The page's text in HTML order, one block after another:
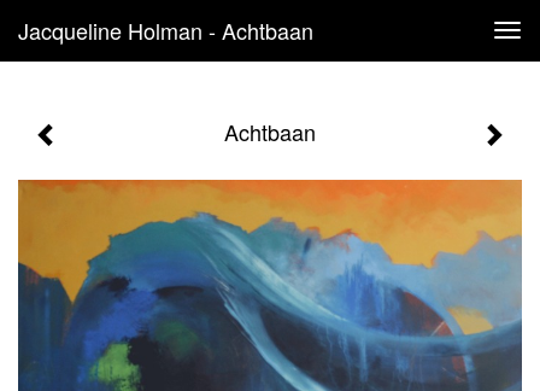
Jacqueline Holman - Achtbaan
Achtbaan